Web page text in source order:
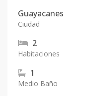
Guayacanes
Ciudad
2
Habitaciones
1
Medio Baño